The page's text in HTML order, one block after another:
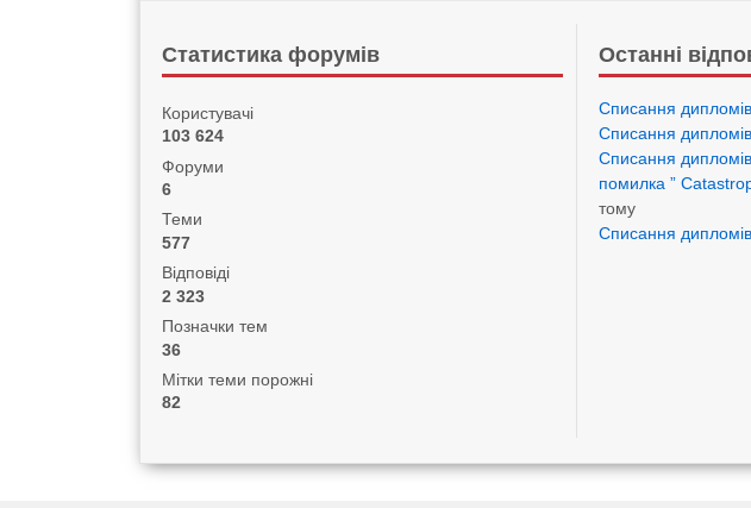
Статистика форумів
Користувачі
103 624
Форуми
6
Теми
577
Відповіді
2 323
Позначки тем
36
Мітки теми порожні
82
Останні
Списання дипломів
Списання дипломів
Списання дипломів
помилка ”
тому
Списання дипломів